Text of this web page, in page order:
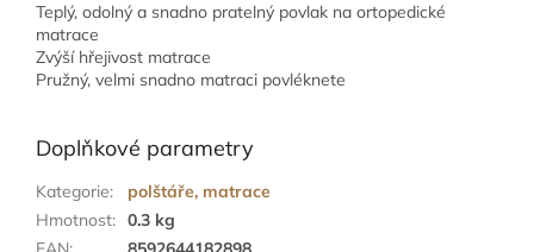
Teplý, odolný a snadno pratelný povlak na ortopedické
matrace
Zvýší hřejivost matrace
Pružný, velmi snadno matraci povléknete
Doplňkové parametry
Kategorie:
polštáře, matrace
Hmotnost: 0.3 kg